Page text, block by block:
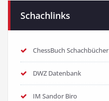
Schachlinks
ChessBuch Schachbücher
DWZ Datenbank
IM Sandor Biro